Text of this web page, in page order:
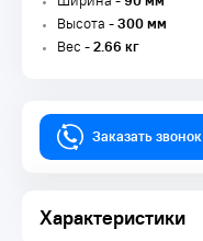
Высота -300 мм
Вес -2.66 кг
Заказать звонок
Характеристики